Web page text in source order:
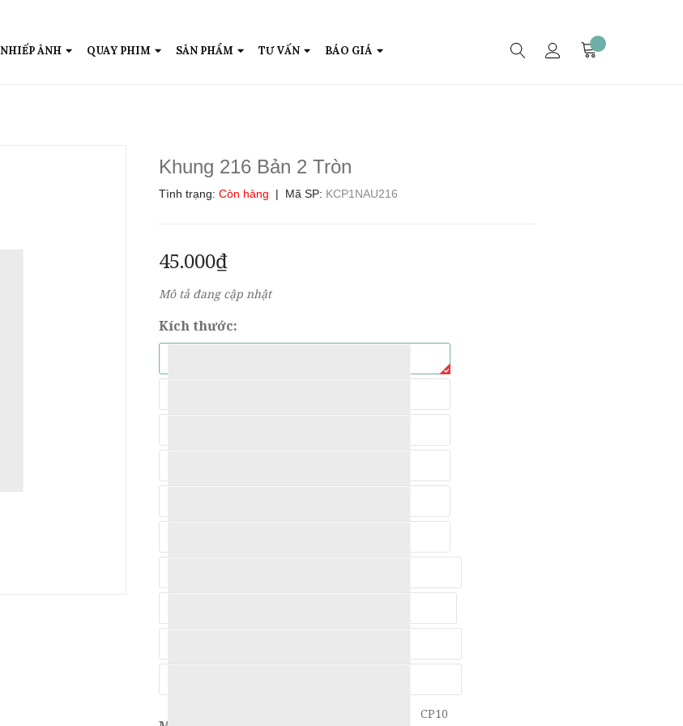
NHIẾP ẢNH QUAY PHIM SẢN PHẨM TƯ VẤN BÁO GIÁ
Khung 216 Bản 2 Tròn
Tình trạng: Còn hàng | Mã SP: KCP1NAU216
45.000₫
Mô tả đang cập nhật
Kích thước:
CP10